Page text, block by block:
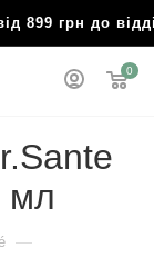
899 грн до
0
мл
—